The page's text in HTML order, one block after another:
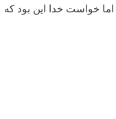
خواست خدا این بود که